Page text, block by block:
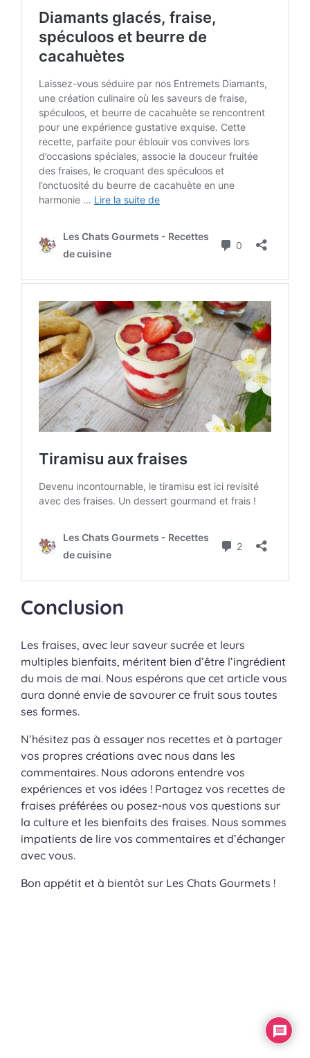
Conclusion
Les fraises, avec leur saveur sucrée et leurs
multiples bienfaits, méritent bien d’être l’ingrédient
du mois de mai. Nous espérons que cet article vous
aura donné envie de savourer ce fruit sous toutes
ses formes.
N’hésitez pas à essayer nos recettes et à partager
vos propres créations avec nous dans les
commentaires. Nous adorons entendre vos
expériences et vos idées ! Partagez vos recettes de
fraises préférées ou posez-nous vos questions sur
la culture et les bienfaits des fraises. Nous sommes
impatients de lire vos commentaires et d’échanger
avec vous.
Bon appétit et à bientôt sur Les Chats Gourmets !